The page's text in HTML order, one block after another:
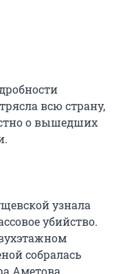
всю страну,
о вышедших
узнала
убийство.
собралась
Аметова.